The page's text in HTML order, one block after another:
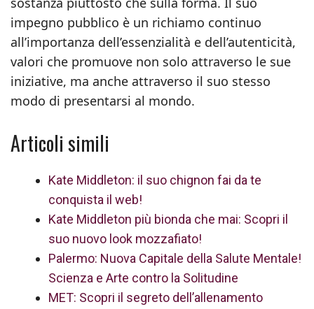
impegno pubblico è un richiamo continuo
all’importanza dell’essenzialità e dell’autenticità,
valori che promuove non solo attraverso le sue
iniziative, ma anche attraverso il suo stesso
modo di presentarsi al mondo.
Articoli simili
Kate Middleton: il suo chignon fai da te
conquista il web!
Kate Middleton più bionda che mai: Scopri il
suo nuovo look mozzafiato!
Palermo: Nuova Capitale della Salute Mentale!
Scienza e Arte contro la Solitudine
MET: Scopri il segreto dell’allenamento